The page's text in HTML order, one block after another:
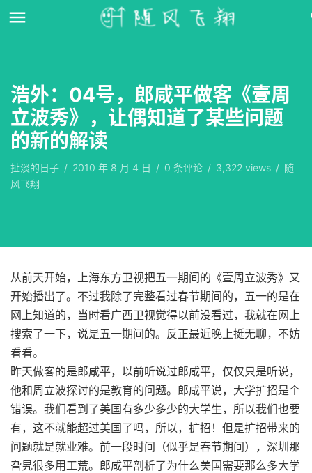
浩外：04号，郎咸平做客《壹周
立波秀》，让偶知道了某些问题
的新的解读
扯淡的日子 / 2010 年 8 月 4 日 / 0 条评论 / 3,322 views / 随
风飞翔
从前天开始，上海东方卫视把五一期间的《壹周立波秀》又
开始播出了。不过我除了完整看过春节期间的，五一的是在
网上知道的，当时看广西卫视觉得以前没看过，我就在网上
搜索了一下，说是五一期间的。反正最近晚上挺无聊，不妨
看看。
昨天做客的是郎咸平，以前听说过郎咸平，仅仅只是听说，
他和周立波探讨的是教育的问题。郎咸平说，大学扩招是个
错误。我们看到了美国有多少多少的大学生，所以我们也要
有，这不就能超过美国了吗，所以，扩招！但是扩招带来的
问题就是就业难。前一段时间（似乎是春节期间），深圳那
旮旯很多用工荒。郎咸平剖析了为什么美国需要那么多大学